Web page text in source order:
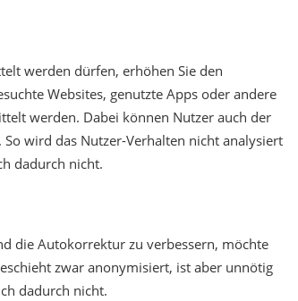
werden dürfen, erhöhen Sie den
Websites, genutzte Apps oder andere
werden. Dabei können Nutzer auch der
wird das Nutzer-Verhalten nicht analysiert
dadurch nicht.
die Autokorrektur zu verbessern, möchte
zwar anonymisiert, ist aber unnötig
dadurch nicht.